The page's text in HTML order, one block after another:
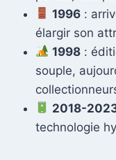
1996 :
élargir son
1998 :
souple,
2018-
technologie